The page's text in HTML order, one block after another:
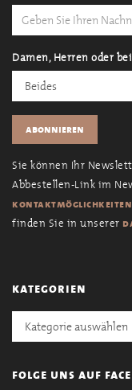
Damen, Herren oder
Sie können Ihr
Abbestellen-Link im
kontaktmöglichkeiten
finden Sie in unserer
kategorien
Kategorien
folge uns auf